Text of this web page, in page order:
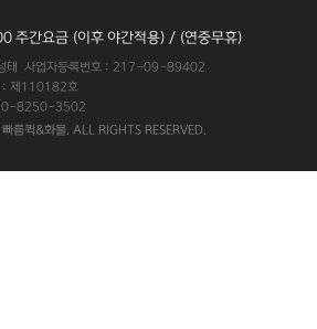
주간요금 (이후 야간적용) / (연중무휴)
태 사업자등록번호 : 217-09-89402
: 제110182호
8250-3502
퀵&화물. ALL RIGHTS RESERVED.